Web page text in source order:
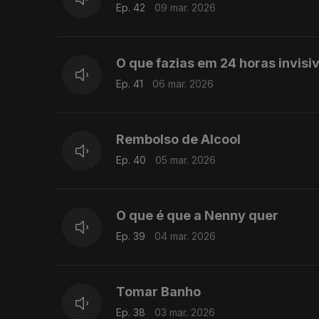
Ep. 42 09 mar. 2026
O que fazias em 24 horas
Ep. 41 06 mar. 2026
Rembolso de Alcool
Ep. 40 05 mar. 2026
O que é que a Nenny quer
Ep. 39 04 mar. 2026
Tomar Banho
Ep. 38 03 mar. 2026